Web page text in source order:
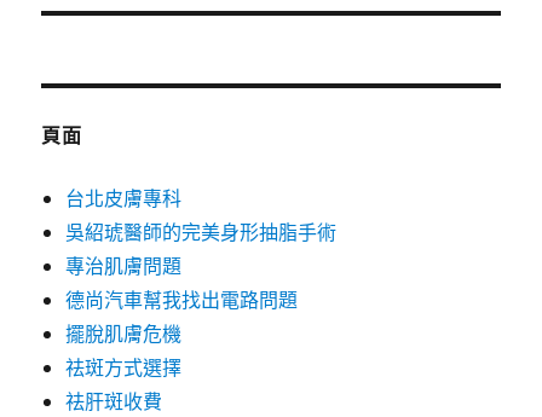
文
頁面
台北皮膚專科
吳紹琥醫師的完美身形抽脂手術
專治肌膚問題
德尚汽車幫我找出電路問題
擺脫肌膚危機
祛斑方式選擇
祛肝斑收費